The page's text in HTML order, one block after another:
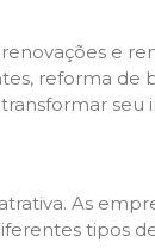
e
reforma de
seu
As